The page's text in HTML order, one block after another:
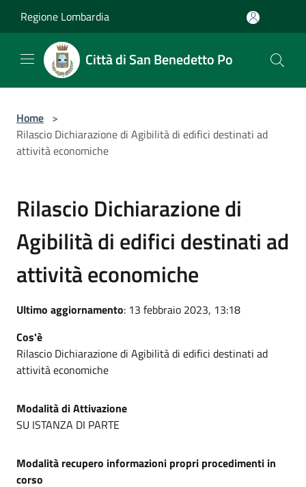
Regione Lombardia
Città di San Benedetto Po
Home >
Rilascio Dichiarazione di Agibilità di edifici destinati ad
attività economiche
Rilascio Dichiarazione di
Agibilità di edifici destinati ad
attività economiche
Ultimo aggiornamento: 13 febbraio 2023, 13:18
Cos'è
Rilascio Dichiarazione di Agibilità di edifici destinati ad
attività economiche
Modalità di Attivazione
SU ISTANZA DI PARTE
Modalità recupero informazioni propri procedimenti in
corso